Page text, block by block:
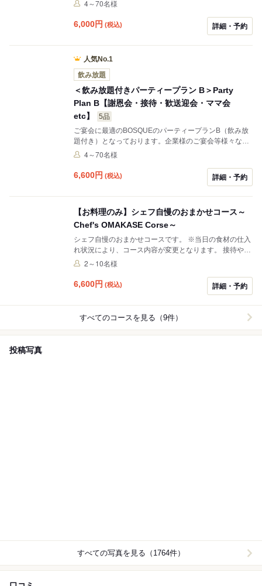
4～70名様
6,000円 (税込) 詳細・予約
人気No.1
飲み放題
＜飲み放題付きパーティープラン B＞Party
Plan B【謝恩会・接待・歓送迎会・ママ会
etc】
5品
ご宴会に最適のBOSQUEのパーティープランB（飲み放
題付き）となっております。企業様のご宴会等様々な用
途にてご利用いただけます。
4～70名様
6,600円 (税込) 詳細・予約
【お料理のみ】シェフ自慢のおまかせコース～
Chef's OMAKASE Corse～
シェフ自慢のおまかせコースです。 ※当日の食材の仕入
れ状況により、コース内容が変更となります。 接待や、
デート・記念日、大切な日のお食事会に、是非ご利用頂
2～10名様
6,600円 (税込) 詳細・予約
すべてのコースを見る（9件）
投稿写真
すべての写真を見る（1764件）